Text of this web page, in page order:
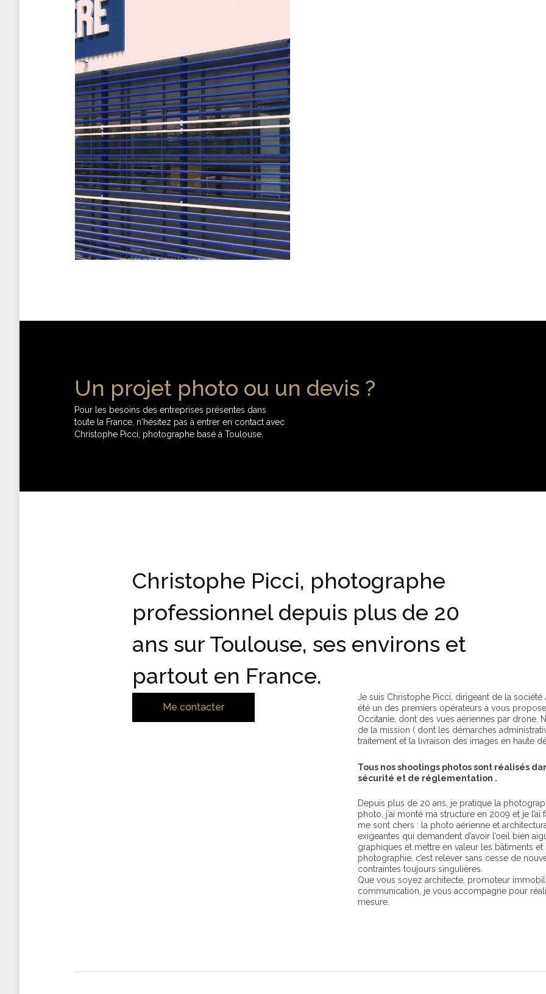
Un projet photo ou un devis ?
Pour les besoins des entreprises présentes dans
toute la France, n'hésitez pas à entrer en contact avec
Christophe Picci, photographe basé à Toulouse.
Christophe Picci, photographe
professionnel depuis plus de 20
ans sur Toulouse, ses environs et
partout en France.
Me contacter
Je suis Christophe Picci, dirigeant de la société
été un des premiers opérateurs à vous
Occitanie, dont des vues aériennes par drone.
de la mission ( dont les démarches
traitement et la livraison des images en haute
Tous nos shootings photos sont réalisés
sécurité et de réglementation .
Depuis plus de 20 ans, je pratique la
photo, j’ai monté ma structure en 2009 et je
me sont chers : la photo aérienne et
exigeantes qui demandent d’avoir l’oeil bien
graphiques et mettre en valeur les bâtiments et
photographie, c’est relever sans cesse de
contraintes toujours singulières.
Que vous soyez architecte, promoteur
communication, je vous accompagne pour
mesure.